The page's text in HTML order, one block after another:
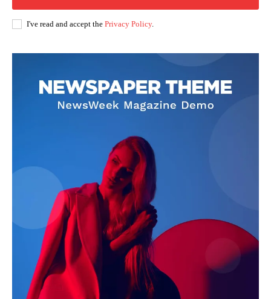
I've read and accept the Privacy Policy.